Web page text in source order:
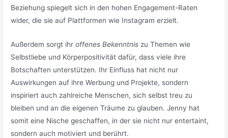
Beziehung spiegelt sich in den hohen Engagement-Raten
wider, die sie auf Plattformen wie Instagram erzielt.
Außerdem sorgt ihroffenes Bekenntnis zu Themen wie
Selbstliebe und Körperpositivität dafür, dass viele ihre
Botschaften unterstützen. Ihr Einfluss hat nicht nur
Auswirkungen auf ihre Werbung und Projekte, sondern
inspiriert auch zahlreiche Menschen, sich selbst treu zu
bleiben und an die eigenen Träume zu glauben. Jenny hat
somit eine Nische geschaffen, in der sie nicht nur entertaint,
sondern auch motiviert und berührt.